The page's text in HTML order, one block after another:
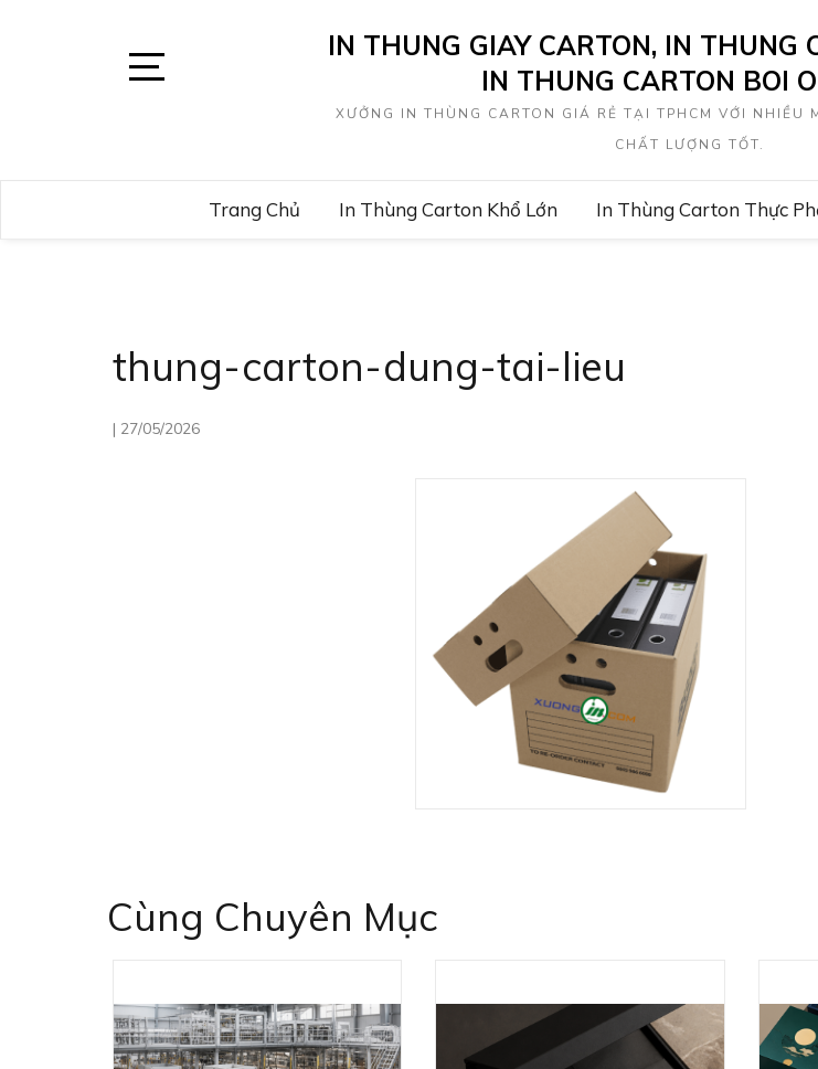
IN THUNG GIAY CARTON, IN THUNG
IN THUNG CARTON BOI
XƯỞNG IN THÙNG CARTON GIÁ RẺ TẠI TPHCM VỚI NHIỀU
CHẤT LƯỢNG TỐT.
Trang Chủ In Thùng Carton Khổ Lớn In Thùng Carton Thực
thung-carton-dung-tai-lieu
| 27/05/2026
Cùng Chuyên Mục